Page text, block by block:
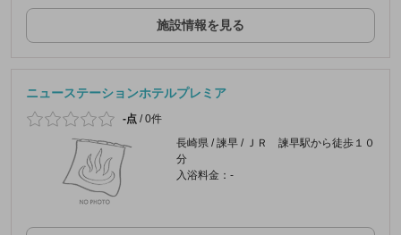
施設情報を見る
ニューステーションホテルプレミア
-点 /0件
長崎県 / 諫早 / ＪＲ 諫早駅から徒歩１０
分
入浴料金：-